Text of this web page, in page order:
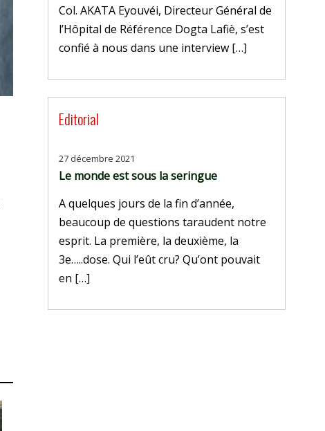
Col. AKATA Eyouvéi, Directeur Général de
l’Hôpital de Référence Dogta Lafiè, s’est
confié à nous dans une interview […]
Editorial
27 décembre 2021
Le monde est sous la seringue
A quelques jours de la fin d’année,
beaucoup de questions taraudent notre
esprit. La première, la deuxième, la
3e…..dose. Qui l’eût cru? Qu’ont pouvait
en […]